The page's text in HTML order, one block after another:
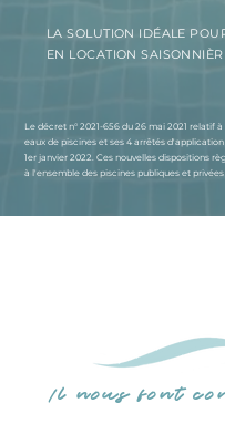
LA SOLUTION IDÉALE
EN LOCATION
Le décret n° 2021-656 du 26 mai 2021 relatif
eaux de piscines et ses 4 arrêtés
1er janvier 2022. Ces nouvelles dispositions
à l'ensemble des piscines publiques et
Il nous font